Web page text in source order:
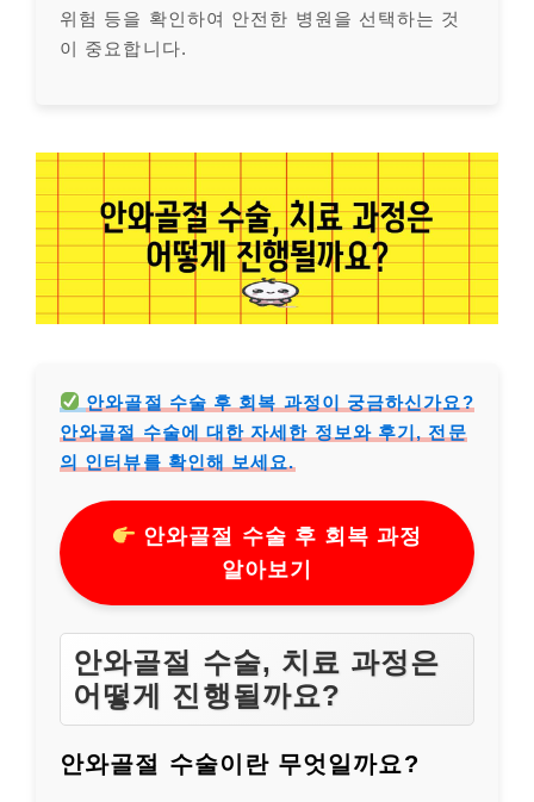
위험 등을 확인하여 안전한 병원을 선택하는 것
이 중요합니다.
안와골절 수술 후 회복 과정이 궁금하신가요?
안와골절 수술에 대한 자세한 정보와 후기, 전문
의 인터뷰를 확인해 보세요.
안와골절 수술 후 회복 과정
알아보기
안와골절 수술, 치료 과정은
어떻게 진행될까요?
안와골절 수술이란 무엇일까요?